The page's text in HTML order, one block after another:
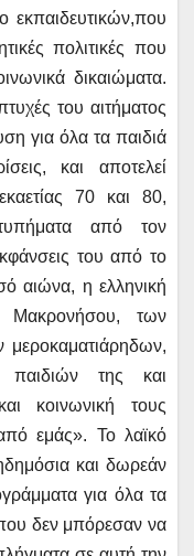
εκπαιδευτικών,που
πολιτικές που
δικαιώματα.
του αιτήματος
για όλα τα παιδιά
και αποτελεί
70 και 80,
από τον
του από το
αιώνα, η ελληνική
Μακρονήσου, των
μεροκαματιάρηδων,
της και
κοινωνική τους
εμάς». Το λαϊκό
και δωρεάν
για όλα τα
δεν μπόρεσαν να